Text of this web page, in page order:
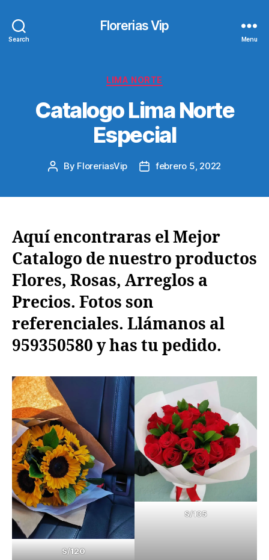
Search
Florerias Vip
Menu
Categories
LIMA NORTE
Catalogo Lima Norte
Especial
Post
By FloreriasVip
Postfebrero 5, 2022
Aquí encontraras el Mejor
Catalogo de nuestro productos
Flores, Rosas, Arreglos a
Precios. Fotos son
referenciales. Llámanos al
959350580 y has tu pedido.
S/120
S/135